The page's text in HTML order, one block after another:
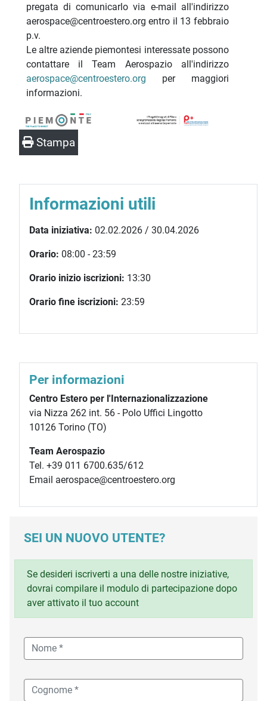
pregata di comunicarlo via e-mail all'indirizzo
aerospace@centroestero.org entro il 13 febbraio
p.v.
Le altre aziende piemontesi interessate possono
contattare il Team Aerospazio all'indirizzo
aerospace@centroestero.org per maggiori
informazioni.
Stampa
Informazioni utili
Data iniziativa: 02.02.2026 / 30.04.2026
Orario: 08:00 - 23:59
Orario inizio iscrizioni: 13:30
Orario fine iscrizioni: 23:59
Per informazioni
Centro Estero per l'Internazionalizzazione
via Nizza 262 int. 56 - Polo Uffici Lingotto
10126 Torino (TO)
Team Aerospazio
Tel. +39 011 6700.635/612
Email aerospace@centroestero.org
SEI UN NUOVO UTENTE?
Se desideri iscriverti a una delle nostre iniziative,
dovrai compilare il modulo di partecipazione dopo
aver attivato il tuo account